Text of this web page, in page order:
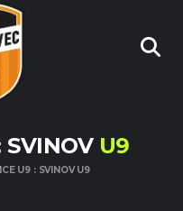
SVINOV U9
U9 : SVINOV U9